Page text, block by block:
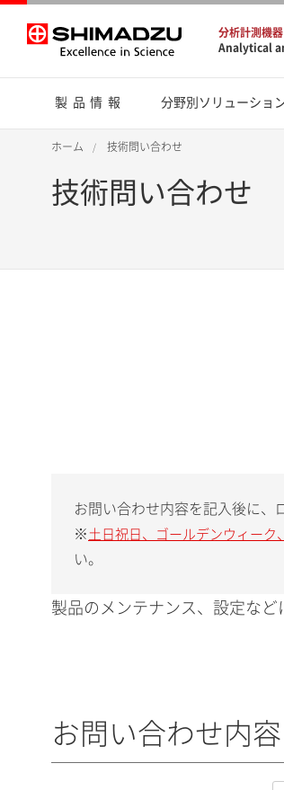
分析計測機器
Analytical
製品情報 分野別ソリューショ
ホーム 技術問い合わせ
技術問い合わせ
お問い合わせ内容を記入後に、
※ 土日祝日、ゴールデンウィーク
い。
製品のメンテナンス、設定など
お問い合わせ内容